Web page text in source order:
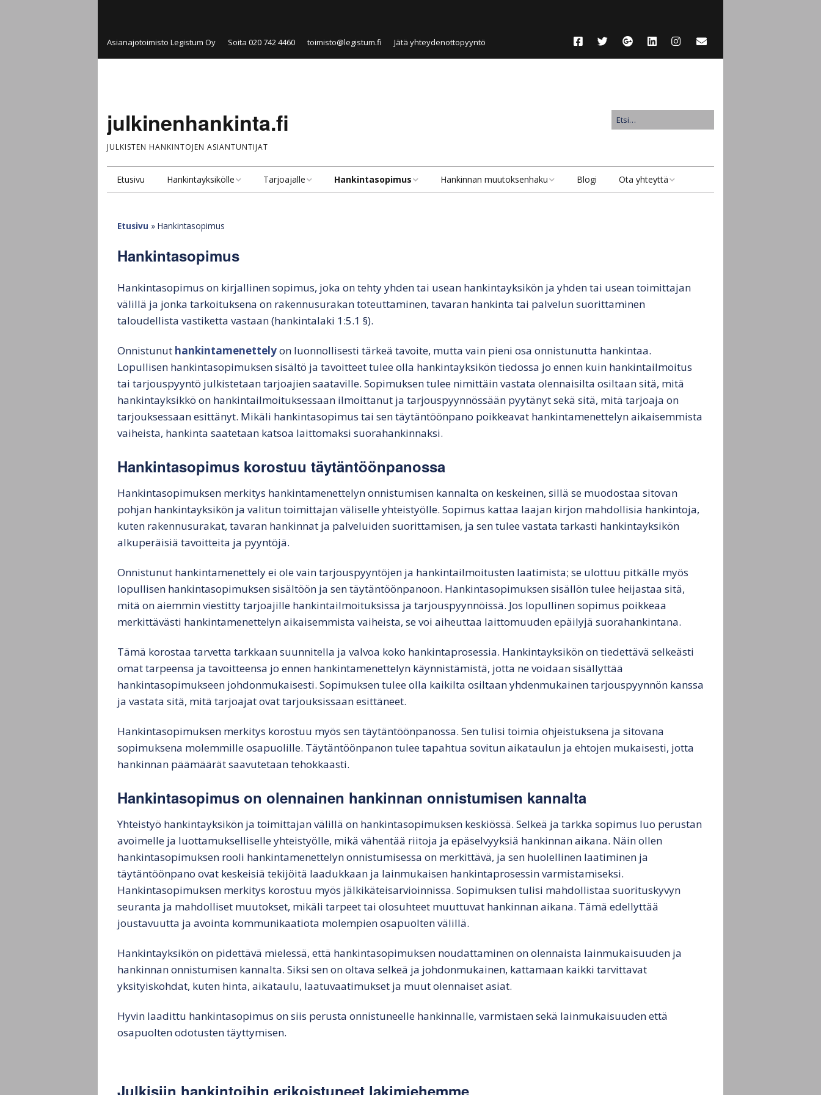
Asianajotoimisto Legistum Oy Soita 020 742 4460 toimisto@legistum.fi Jätä yhteydenottopyyntö
julkinenhankinta.fi
JULKISTEN HANKINTOJEN ASIANTUNTIJAT
Etusivu Hankintayksikölle
Julkinen kilpailutus ja
Julkisen hankinnan
kokonaisarvo
Julkiset tarjouspyynnöt
Hankintamenettelyn
vaikutus
tarjouspyyntöön
Julkisten tarjousten
Julkisten tarjousten
Tarjoajalle
Julkisen hankinnan
tarjous
Hankintapäätös
Hyvän tarjouksen
tunnusmerkit ja
laatiminen
Hankintasopimus
tekeminen
Hankintasopimuksen
odotusaika
hankinnan sopimus
Markkinaoikeusvalituks
en vaikutukset
järjestäminen
Hankinnan muutoksenhaku
Markkinaoikeusvalituksen
Julkisen hankinnan
vahingonkorvaus
Blogi Ota yhteyttä
Henkilötietojen käsittely
Etusivu » Hankintasopimus
Hankintasopimus
Hankintasopimus on kirjallinen sopimus, joka on tehty yhden tai usean hankintayksikön ja yhden tai usean toimittajan
välillä ja jonka tarkoituksena on rakennusurakan toteuttaminen, tavaran hankinta tai palvelun suorittaminen
taloudellista vastiketta vastaan (hankintalaki 1:5.1 §).
Onnistunut hankintamenettelyon luonnollisesti tärkeä tavoite, mutta vain pieni osa onnistunutta hankintaa.
Lopullisen hankintasopimuksen sisältö ja tavoitteet tulee olla hankintayksikön tiedossa jo ennen kuin hankintailmoitus
tai tarjouspyyntö julkistetaan tarjoajien saataville. Sopimuksen tulee nimittäin vastata olennaisilta osiltaan sitä, mitä
hankintayksikkö on hankintailmoituksessaan ilmoittanut ja tarjouspyynnössään pyytänyt sekä sitä, mitä tarjoaja on
tarjouksessaan esittänyt. Mikäli hankintasopimus tai sen täytäntöönpano poikkeavat hankintamenettelyn aikaisemmista
vaiheista, hankinta saatetaan katsoa laittomaksi suorahankinnaksi.
Hankintasopimus korostuu täytäntöönpanossa
Hankintasopimuksen merkitys hankintamenettelyn onnistumisen kannalta on keskeinen, sillä se muodostaa sitovan
pohjan hankintayksikön ja valitun toimittajan väliselle yhteistyölle. Sopimus kattaa laajan kirjon mahdollisia hankintoja,
kuten rakennusurakat, tavaran hankinnat ja palveluiden suorittamisen, ja sen tulee vastata tarkasti hankintayksikön
alkuperäisiä tavoitteita ja pyyntöjä.
Onnistunut hankintamenettely ei ole vain tarjouspyyntöjen ja hankintailmoitusten laatimista; se ulottuu pitkälle myös
lopullisen hankintasopimuksen sisältöön ja sen täytäntöönpanoon. Hankintasopimuksen sisällön tulee heijastaa sitä,
mitä on aiemmin viestitty tarjoajille hankintailmoituksissa ja tarjouspyynnöissä. Jos lopullinen sopimus poikkeaa
merkittävästi hankintamenettelyn aikaisemmista vaiheista, se voi aiheuttaa laittomuuden epäilyjä suorahankintana.
Tämä korostaa tarvetta tarkkaan suunnitella ja valvoa koko hankintaprosessia. Hankintayksikön on tiedettävä selkeästi
omat tarpeensa ja tavoitteensa jo ennen hankintamenettelyn käynnistämistä, jotta ne voidaan sisällyttää
hankintasopimukseen johdonmukaisesti. Sopimuksen tulee olla kaikilta osiltaan yhdenmukainen tarjouspyynnön kanssa
ja vastata sitä, mitä tarjoajat ovat tarjouksissaan esittäneet.
Hankintasopimuksen merkitys korostuu myös sen täytäntöönpanossa. Sen tulisi toimia ohjeistuksena ja sitovana
sopimuksena molemmille osapuolille. Täytäntöönpanon tulee tapahtua sovitun aikataulun ja ehtojen mukaisesti, jotta
hankinnan päämäärät saavutetaan tehokkaasti.
Hankintasopimus on olennainen hankinnan onnistumisen kannalta
Yhteistyö hankintayksikön ja toimittajan välillä on hankintasopimuksen keskiössä. Selkeä ja tarkka sopimus luo perustan
avoimelle ja luottamukselliselle yhteistyölle, mikä vähentää riitoja ja epäselvyyksiä hankinnan aikana. Näin ollen
hankintasopimuksen rooli hankintamenettelyn onnistumisessa on merkittävä, ja sen huolellinen laatiminen ja
täytäntöönpano ovat keskeisiä tekijöitä laadukkaan ja lainmukaisen hankintaprosessin varmistamiseksi.
Hankintasopimuksen merkitys korostuu myös jälkikäteisarvioinnissa. Sopimuksen tulisi mahdollistaa suorituskyvyn
seuranta ja mahdolliset muutokset, mikäli tarpeet tai olosuhteet muuttuvat hankinnan aikana. Tämä edellyttää
joustavuutta ja avointa kommunikaatiota molempien osapuolten välillä.
Hankintayksikön on pidettävä mielessä, että hankintasopimuksen noudattaminen on olennaista lainmukaisuuden ja
hankinnan onnistumisen kannalta. Siksi sen on oltava selkeä ja johdonmukainen, kattamaan kaikki tarvittavat
yksityiskohdat, kuten hinta, aikataulu, laatuvaatimukset ja muut olennaiset asiat.
Hyvin laadittu hankintasopimus on siis perusta onnistuneelle hankinnalle, varmistaen sekä lainmukaisuuden että
osapuolten odotusten täyttymisen.
Julkisiin hankintoihin erikoistuneet lakimiehemme